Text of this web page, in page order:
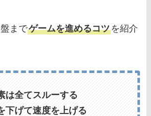
までゲームを進めるコツを紹介
は全てスルーする
下げて速度を上げる